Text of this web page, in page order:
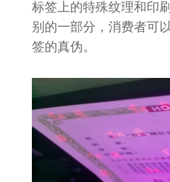
标签上的特殊纹理和印
别的一部分，消费者可
签的真伪。